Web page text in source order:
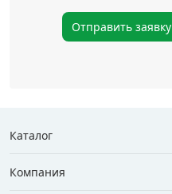
Отправить заявку
Каталог
Компания